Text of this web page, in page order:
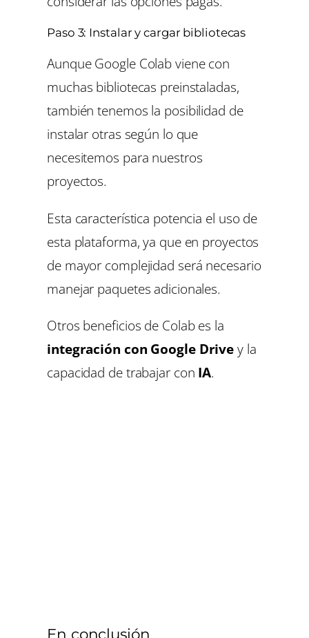
Paso 3: Instalar y cargar bibliotecas
Aunque Google Colab viene con
muchas bibliotecas preinstaladas,
también tenemos la posibilidad de
instalar otras según lo que
necesitemos para nuestros
proyectos.
Esta característica potencia el uso de
esta plataforma, ya que en proyectos
de mayor complejidad será necesario
manejar paquetes adicionales.
Otros beneficios de Colab es la
integración con Google Drivey la
capacidad de trabajar con IA.
En conclusión